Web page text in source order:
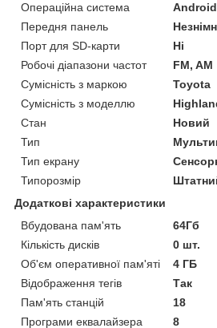
Операційна система
Android
Передня панель
Порт для SD-карти
Ні
Робочі діапазони частот
FM, AM
Сумісність з маркою
Toyota
Сумісність з моделлю
Стан
Новий
Тип
Тип екрану
Типорозмір
Додаткові характеристики
Вбудована пам'ять
64Гб
Кількість дисків
0 шт.
Об'єм оперативної пам'яті
4 ГБ
Відображення тегів
Так
Пам'ять станцій
18
Програми еквалайзера
8